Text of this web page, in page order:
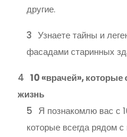
другие.
Узнаете тайны и
фасадами старинных
10 «врачей»,
жизнь
Я познакомлю вас с
которые всегда рядом